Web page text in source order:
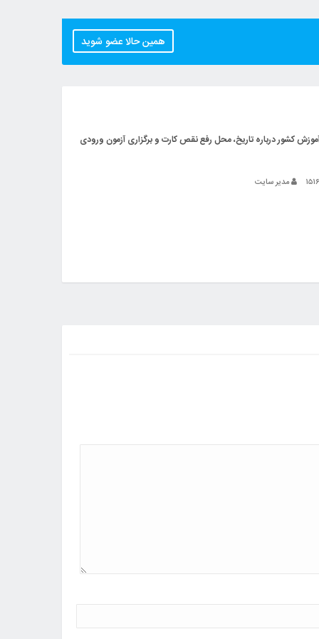
همین حالا عضو شوید
کشور درباره‌ تاریخ‌، محل‌ رفع نقص کارت و برگزاری‌ آزمون‌ ورودی
مدیر سایت